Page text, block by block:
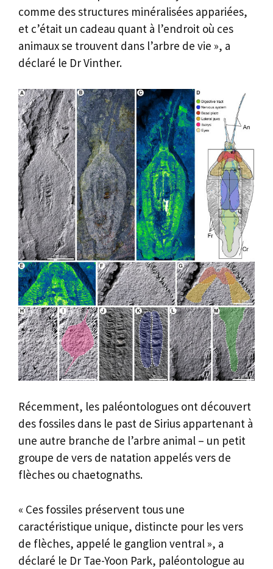
comme des structures minéralisées appariées,
et c’était un cadeau quant à l’endroit où ces
animaux se trouvent dans l’arbre de vie », a
déclaré le Dr Vinther.
Récemment, les paléontologues ont découvert
des fossiles dans le past de Sirius appartenant à
une autre branche de l’arbre animal – un petit
groupe de vers de natation appelés vers de
flèches ou chaetognaths.
« Ces fossiles préservent tous une
caractéristique unique, distincte pour les vers
de flèches, appelé le ganglion ventral », a
déclaré le Dr Tae-Yoon Park, paléontologue au